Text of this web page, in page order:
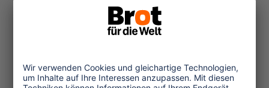
Personal - rund um die Uhr. Was
bedeutet dies aber für die Menschen,
die einem die "schönsten Wochen des
Bedingungen müssen sie arbeiten? Es
diskutieren Heinz Fuchs (EED Tourism